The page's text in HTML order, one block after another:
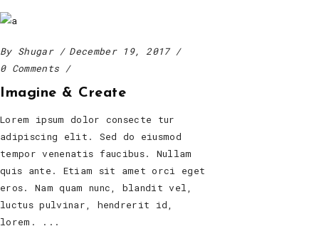
By Shugar
December 19, 2017
0 Comments
Imagine & Create
Lorem ipsum dolor consecte tur
adipiscing elit. Sed do eiusmod
tempor venenatis faucibus. Nullam
quis ante. Etiam sit amet orci eget
eros. Nam quam nunc, blandit vel,
luctus pulvinar, hendrerit id,
lorem.